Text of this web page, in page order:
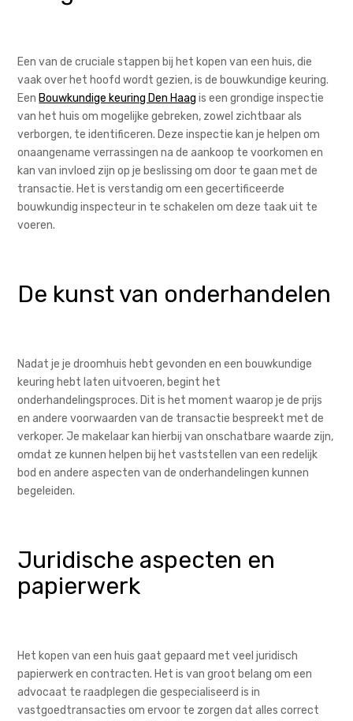
Een van de cruciale stappen bij het kopen van een huis, die
vaak over het hoofd wordt gezien, is de bouwkundige keuring.
Een Bouwkundige keuring Den Haag is een grondige inspectie
van het huis om mogelijke gebreken, zowel zichtbaar als
verborgen, te identificeren. Deze inspectie kan je helpen om
onaangename verrassingen na de aankoop te voorkomen en
kan van invloed zijn op je beslissing om door te gaan met de
transactie. Het is verstandig om een gecertificeerde
bouwkundig inspecteur in te schakelen om deze taak uit te
voeren.
De kunst van onderhandelen
Nadat je je droomhuis hebt gevonden en een bouwkundige
keuring hebt laten uitvoeren, begint het
onderhandelingsproces. Dit is het moment waarop je de prijs
en andere voorwaarden van de transactie bespreekt met de
verkoper. Je makelaar kan hierbij van onschatbare waarde zijn,
omdat ze kunnen helpen bij het vaststellen van een redelijk
bod en andere aspecten van de onderhandelingen kunnen
begeleiden.
Juridische aspecten en
papierwerk
Het kopen van een huis gaat gepaard met veel juridisch
papierwerk en contracten. Het is van groot belang om een
advocaat te raadplegen die gespecialiseerd is in
vastgoedtransacties om ervoor te zorgen dat alles correct